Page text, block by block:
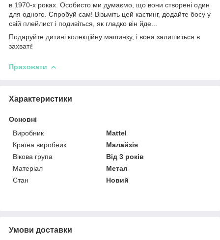
в 1970-х роках. Особисто ми думаємо, що вони створені один
для одного. Спробуй сам! Візьміть цей кастинг, додайте босу у
свій плейлист і подивіться, як гладко він йде...
Подаруйте дитині колекційну машинку, і вона залишиться в
захваті!
Приховати
Характеристики
Основні
Виробник
Mattel
Країна виробник
Малайзія
Вікова група
Від 3 років
Матеріал
Метал
Стан
Новий
Умови доставки